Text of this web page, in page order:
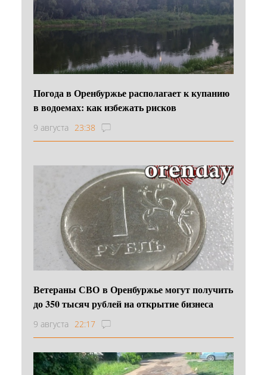
Погода в Оренбуржье располагает к купанию
в водоемах: как избежать рисков
9 августа 23:38
Ветераны СВО в Оренбуржье могут получить
до 350 тысяч рублей на открытие бизнеса
9 августа 22:17